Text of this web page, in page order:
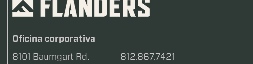
Oficina corporativa
8101 Baumgart Rd.
812.867.7421